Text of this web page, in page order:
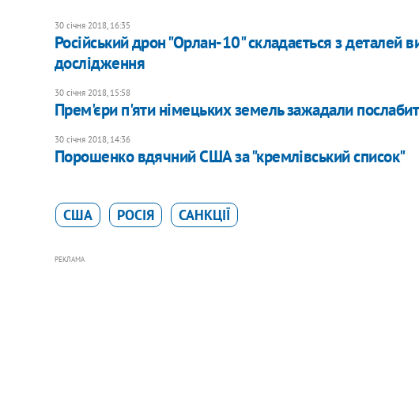
30 січня 2018, 16:35
Російський дрон "Орлан-10" складається з деталей
дослідження
30 січня 2018, 15:58
Прем'єри п'яти німецьких земель зажадали
30 січня 2018, 14:36
Порошенко вдячний США за "кремлівський список"
США РОСІЯ САНКЦІЇ
РЕКЛАМА